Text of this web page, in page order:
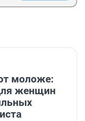
моложе:
женщин